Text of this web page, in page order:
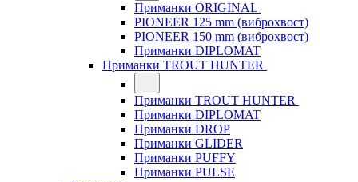
Приманки ORIGINAL
PIONEER 125 mm (виброхвост)
PIONEER 150 mm (виброхвост)
Приманки DIPLOMAT
Приманки TROUT HUNTER
Приманки TROUT HUNTER
Приманки DIPLOMAT
Приманки DROP
Приманки GLIDER
Приманки PUFFY
Приманки PULSE